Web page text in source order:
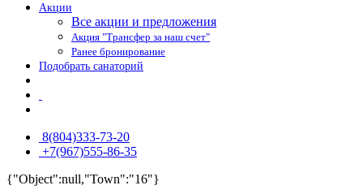
Акции
Все акции и предложения
Акция "Трансфер за наш счет"
Ранее бронирование
Подобрать санаторий
8(804)333-73-20
+7(967)555-86-35
{"Object":null,"Town":"16"}